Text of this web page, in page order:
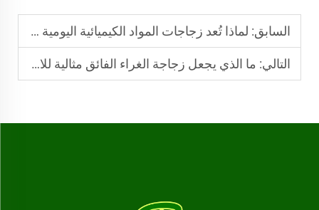
السابق: لماذا تُعد زجاجات المواد الكيميائية اليومية مناسبة لتغليف السوائل عالية اللزوجة
التالي: ما الذي يجعل زجاجة الغراء الفائق مثالية للاستخدام الصناعي والمنزلي